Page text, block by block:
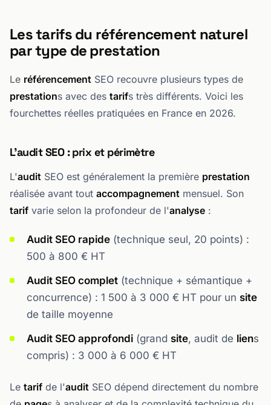
Les tarifs du référencement naturel
par type de prestation
Le référencement SEO recouvre plusieurs types de
prestations avec des tarifs très différents. Voici les
fourchettes réelles pratiquées en France en 2026.
L'audit SEO : prix et périmètre
L'audit SEO est généralement la première prestation
réalisée avant tout accompagnement mensuel. Son
tarif varie selon la profondeur de l'analyse :
Audit SEO rapide (technique seul, 20 points) :
500 à 800 € HT
Audit SEO complet (technique + sémantique +
concurrence) : 1 500 à 3 000 € HT pour un site
de taille moyenne
Audit SEO approfondi (grand site, audit de liens
compris) : 3 000 à 6 000 € HT
Le tarif de l'audit SEO dépend directement du nombre